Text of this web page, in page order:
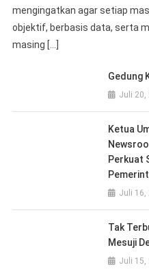
mengingatkan agar setiap
objektif, berbasis data, serta
masing […]
Gedung
Juli 20,
Ketua
Perkuat
Juli 16,
Tak
Mesuji
Juli 15,